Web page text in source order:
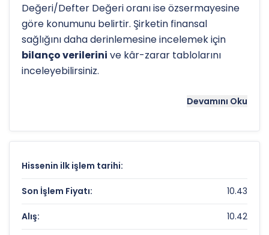
Değeri/Defter Değeri oranı ise özsermayesine
göre konumunu belirtir. Şirketin finansal
sağlığını daha derinlemesine incelemek için
bilanço verilerini ve kâr-zarar tablolarını
inceleyebilirsiniz.
Hissenin uzun vadeli trendini ve potansiyel
analizgöstergeleri önemli bir araçtır. Hissenin
19.6 TLolan 52 haftalık zirvesi ve10.21 TLolan
dip seviyesi, analistlerin
belirlemelerinde referans noktaları olarak
kullanılır. MNDRS
analizlerineteknik analiz sayfamızdan
ulaşabilirsiniz.
Devamını Oku
Hissenin ilk işlem tarihi:
Son İşlem Fiyatı: 10.43
Alış: 10.42